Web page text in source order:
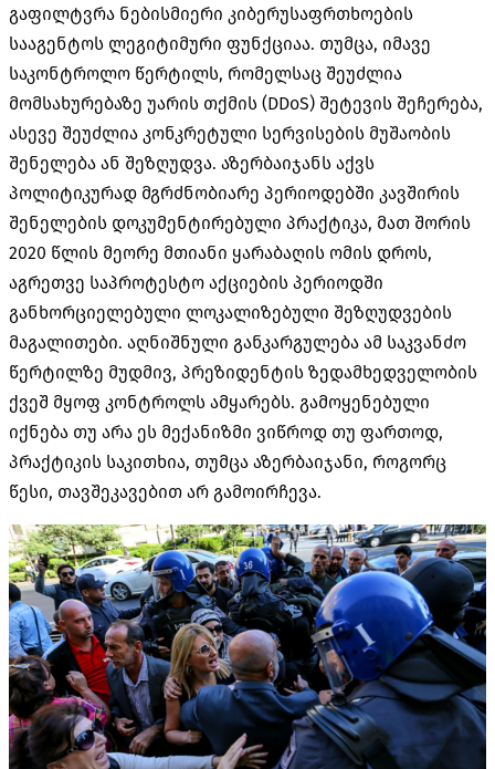
გაფილტვრა ნებისმიერი კიბერუსაფრთხოების
სააგენტოს ლეგიტიმური ფუნქციაა. თუმცა, იმავე
საკონტროლო წერტილს, რომელსაც შეუძლია
მომსახურებაზე უარის თქმის (DDoS) შეტევის შეჩერება,
ასევე შეუძლია კონკრეტული სერვისების მუშაობის
შენელება ან შეზღუდვა. აზერბაიჯანს აქვს
პოლიტიკურად მგრძნობიარე პერიოდებში კავშირის
შენელების დოკუმენტირებული პრაქტიკა, მათ შორის
2020 წლის მეორე მთიანი ყარაბაღის ომის დროს,
აგრეთვე საპროტესტო აქციების პერიოდში
განხორციელებული ლოკალიზებული შეზღუდვების
მაგალითები. აღნიშნული განკარგულება ამ საკვანძო
წერტილზე მუდმივ, პრეზიდენტის ზედამხედველობის
ქვეშ მყოფ კონტროლს ამყარებს. გამოყენებული
იქნება თუ არა ეს მექანიზმი ვიწროდ თუ ფართოდ,
პრაქტიკის საკითხია, თუმცა აზერბაიჯანი, როგორც
წესი, თავშეკავებით არ გამოირჩევა.